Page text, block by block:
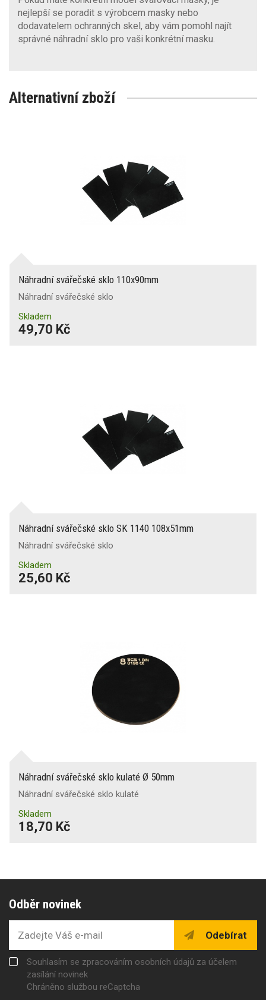
nejlepší se poradit s výrobcem masky nebo
dodavatelem ochranných skel, aby vám pomohl najít
správné náhradní sklo pro vaši konkrétní masku.
Alternativní zboží
Náhradní svářečské sklo 110x90mm
Náhradní svářečské sklo
Skladem
49,70 Kč
Náhradní svářečské sklo SK 1140 108x51mm
Náhradní svářečské sklo
Skladem
25,60 Kč
Náhradní svářečské sklo kulaté Ø 50mm
Náhradní svářečské sklo kulaté
Skladem
18,70 Kč
Odběr novinek
Odebírat
Souhlasím se zpracováním osobních údajů za účelem
zasílání novinek
Chráněno službou reCaptcha